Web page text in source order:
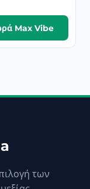
Max Vibe
των